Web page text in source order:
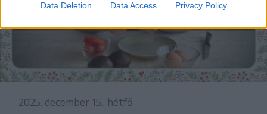
Data Deletion Data Access Privacy Policy
2025. december 15., hétfő